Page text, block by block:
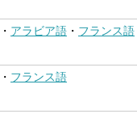
・ アラビア語 ・ フランス語
・ フランス語